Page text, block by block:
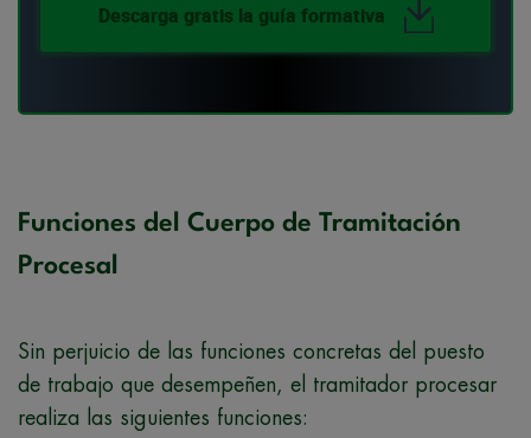
Descarga gratis la guía formativa
Funciones del Cuerpo de Tramitación
Procesal
Sin perjuicio de las funciones concretas del puesto
de trabajo que desempeñen, el tramitador procesar
realiza las siguientes funciones: